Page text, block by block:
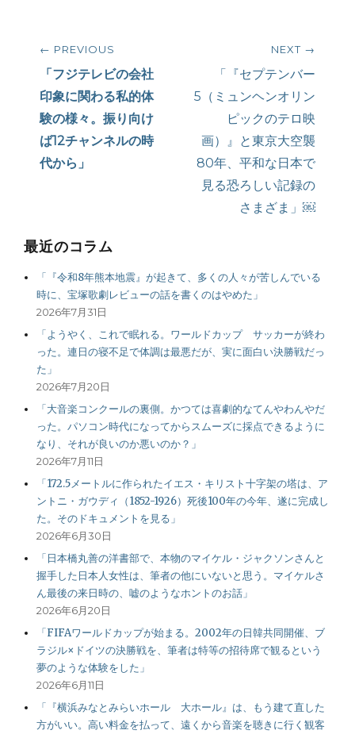
ナ
ビ
ゲ
シ
ョ
ン
← PREVIOUS
Previous
post:
「フジテレビの会社
印象に関わる私的体
験の様々。振り向け
ば12チャンネルの時
代から」
NEXT →
Next
post:
「『セプテンバー
5（ミュンヘンオリン
ピックのテロ映
画）』と東京大空襲
80年、平和な日本で
見る恐ろしい記録の
さまざま」￼
最近のコラム
「『令和8年熊本地震』が起きて、多くの人々が苦しんでいる
時に、宝塚歌劇レビューの話を書くのはやめた」
2026年7月31日
「ようやく、これで眠れる。ワールドカップ サッカーが終わ
った。連日の寝不足で体調は最悪だが、実に面白い決勝戦だっ
た」
2026年7月20日
「大音楽コンクールの裏側。かつては喜劇的なてんやわんやだ
った。パソコン時代になってからスムーズに採点できるように
なり、それが良いのか悪いのか？」
2026年7月11日
「172.5メートルに作られたイエス・キリスト十字架の塔は、ア
ントニ・ガウディ（1852-1926）死後100年の今年、遂に完成し
た。そのドキュメントを見る」
2026年6月30日
「日本橋丸善の洋書部で、本物のマイケル・ジャクソンさんと
握手した日本人女性は、筆者の他にいないと思う。マイケルさ
ん最後の来日時の、嘘のようなホントのお話」
2026年6月20日
「FIFAワールドカップが始まる。2002年の日韓共同開催、ブ
ラジル×ドイツの決勝戦を、筆者は特等の招待席で観るという
夢のような体験をした」
2026年6月11日
「『横浜みなとみらいホール 大ホール』は、もう建て直した
方がいい。高い料金を払って、遠くから音楽を聴きに行く観客